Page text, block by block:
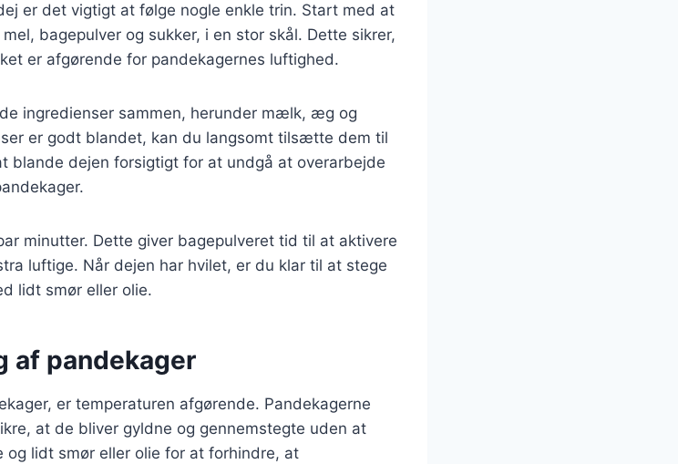
er det vigtigt at følge nogle enkle trin. Start med at
bagepulver og sukker, i en stor skål. Dette sikrer,
er afgørende for pandekagernes luftighed.
ingredienser sammen, herunder mælk, æg og
er godt blandet, kan du langsomt tilsætte dem til
blande dejen forsigtigt for at undgå at overarbejde
minutter. Dette giver bagepulveret tid til at aktivere
luftige. Når dejen har hvilet, er du klar til at stege
lidt smør eller olie.
af pandekager
er temperaturen afgørende. Pandekagerne
at de bliver gyldne og gennemstegte uden at
lidt smør eller olie for at forhindre, at